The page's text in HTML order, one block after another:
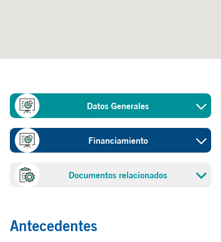
Datos Generales
Sector
Calidad del aire
Promotor
Municipio de San Luis Rio Colorado, Sonora
178,380
Financiamiento
Costo del proyecto
$10.58 millones de dólares
$8.60 millones de dólares - crédito
Documentos relacionados
Antecedentes